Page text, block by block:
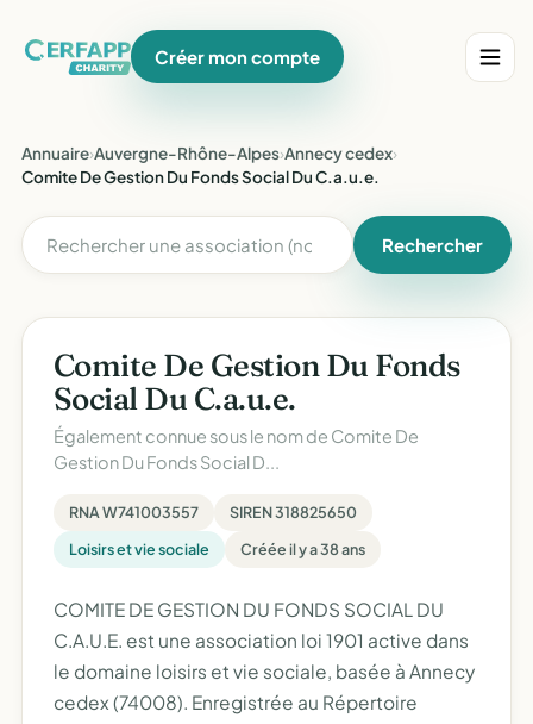
Créer mon compte
Annuaire›Auvergne-Rhône-Alpes›Annecy cedex›
Comite De Gestion Du Fonds Social Du C.a.u.e.
Rechercher
Comite De Gestion Du Fonds
Social Du C.a.u.e.
Également connue sous le nom de Comite De
Gestion Du Fonds Social D...
RNA W741003557
SIREN 318825650
Loisirs et vie sociale
Créée il y a 38 ans
COMITE DE GESTION DU FONDS SOCIAL DU
C.A.U.E. est une association loi 1901 active dans
le domaine loisirs et vie sociale, basée à Annecy
cedex (74008). Enregistrée au Répertoire